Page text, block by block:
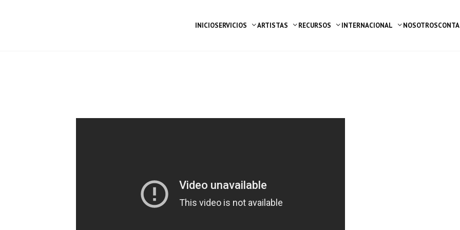
INICIOSERVICIOS ARTISTAS RECURSOS INTERNACIONAL NOSOTROS